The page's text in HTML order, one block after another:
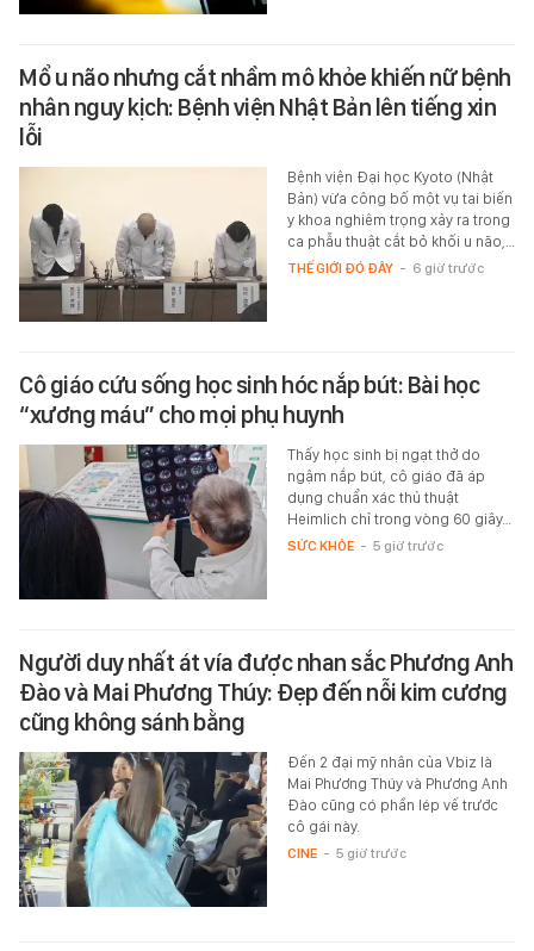
Mổ u não nhưng cắt nhầm mô khỏe khiến nữ bệnh
nhân nguy kịch: Bệnh viện Nhật Bản lên tiếng xin
lỗi
Bệnh viện Đại học Kyoto (Nhật
Bản) vừa công bố một vụ tai biến
y khoa nghiêm trọng xảy ra trong
ca phẫu thuật cắt bỏ khối u não,…
THẾ GIỚI ĐÓ ĐÂY - 6 giờ trước
Cô giáo cứu sống học sinh hóc nắp bút: Bài học
“xương máu” cho mọi phụ huynh
Thấy học sinh bị ngạt thở do
ngậm nắp bút, cô giáo đã áp
dụng chuẩn xác thủ thuật
Heimlich chỉ trong vòng 60 giây…
SỨC KHỎE - 5 giờ trước
Người duy nhất át vía được nhan sắc Phương Anh
Đào và Mai Phương Thúy: Đẹp đến nỗi kim cương
cũng không sánh bằng
Đến 2 đại mỹ nhân của Vbiz là
Mai Phương Thúy và Phương Anh
Đào cũng có phần lép vế trước
cô gái này.
CINE - 5 giờ trước